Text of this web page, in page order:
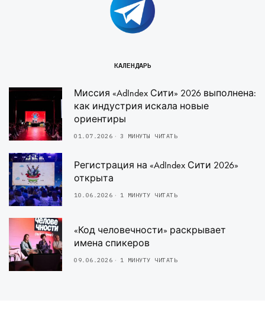
КАЛЕНДАРЬ
Миссия «AdIndex Сити» 2026 выполнена:
как индустрия искала новые
ориентиры
01.07.2026 3 МИНУТЫ ЧИТАТЬ
Регистрация на «AdIndex Сити 2026»
открыта
10.06.2026 1 МИНУТУ ЧИТАТЬ
«Код человечности» раскрывает
имена спикеров
09.06.2026 1 МИНУТУ ЧИТАТЬ